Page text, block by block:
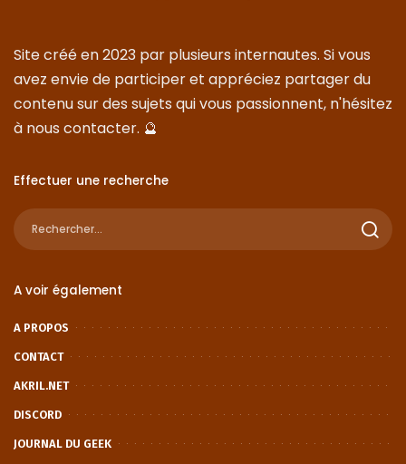
Site créé en 2023 par plusieurs internautes. Si vous
avez envie de participer et appréciez partager du
contenu sur des sujets qui vous passionnent, n'hésitez
à nouscontacter. 🔮
Effectuer une recherche
A voir également
A PROPOS
CONTACT
AKRIL.NET
DISCORD
JOURNAL DU GEEK